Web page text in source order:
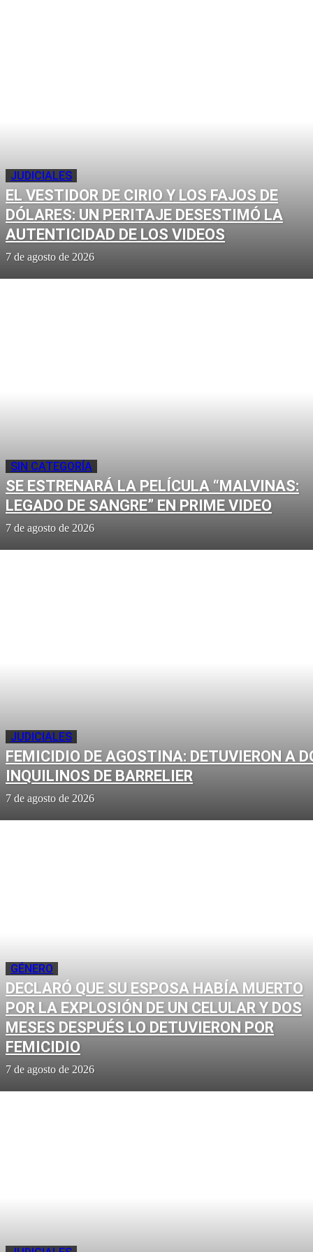
JUDICIALES
EL VESTIDOR DE CIRIO Y LOS FAJOS DE
DÓLARES: UN PERITAJE DESESTIMÓ LA
AUTENTICIDAD DE LOS VIDEOS
7 de agosto de 2026
SIN CATEGORÍA
SE ESTRENARÁ LA PELÍCULA “MALVINAS:
LEGADO DE SANGRE” EN PRIME VIDEO
7 de agosto de 2026
JUDICIALES
FEMICIDIO DE AGOSTINA: DETUVIERON A
INQUILINOS DE BARRELIER
7 de agosto de 2026
GÉNERO
DECLARÓ QUE SU ESPOSA HABÍA MUERTO
POR LA EXPLOSIÓN DE UN CELULAR Y DOS
MESES DESPUÉS LO DETUVIERON POR
FEMICIDIO
7 de agosto de 2026